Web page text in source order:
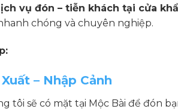
vụ đón – tiễn khách tại cửa
chóng và chuyên nghiệp.
– Nhập Cảnh
tôi sẽ có mặt tại Mộc Bài để đón